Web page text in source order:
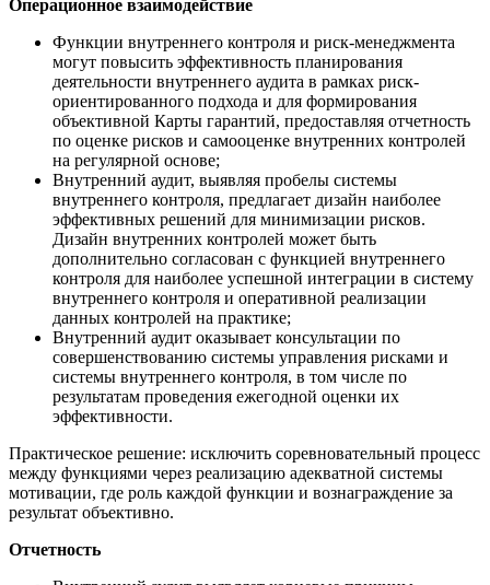
Операционное взаимодействие
Функции внутреннего контроля и риск-менеджмента
могут повысить эффективность планирования
деятельности внутреннего аудита в рамках риск-
ориентированного подхода и для формирования
объективной Карты гарантий, предоставляя отчетность
по оценке рисков и самооценке внутренних контролей
на регулярной основе;
Внутренний аудит, выявляя пробелы системы
внутреннего контроля, предлагает дизайн наиболее
эффективных решений для минимизации рисков.
Дизайн внутренних контролей может быть
дополнительно согласован с функцией внутреннего
контроля для наиболее успешной интеграции в систему
внутреннего контроля и оперативной реализации
данных контролей на практике;
Внутренний аудит оказывает консультации по
совершенствованию системы управления рисками и
системы внутреннего контроля, в том числе по
результатам проведения ежегодной оценки их
эффективности.
Практическое решение: исключить соревновательный процесс
между функциями через реализацию адекватной системы
мотивации, где роль каждой функции и вознаграждение за
результат объективно.
Отчетность